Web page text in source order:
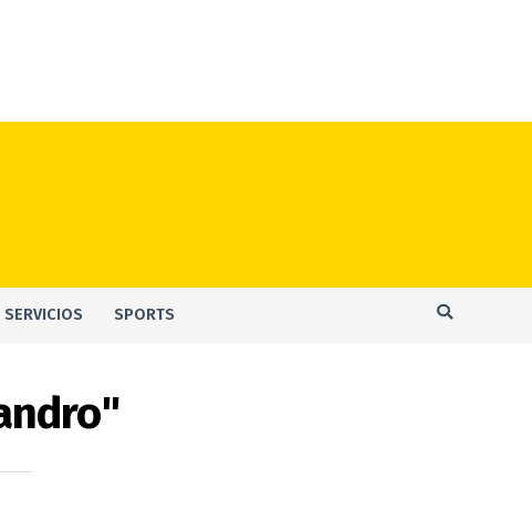
SERVICIOS SPORTS